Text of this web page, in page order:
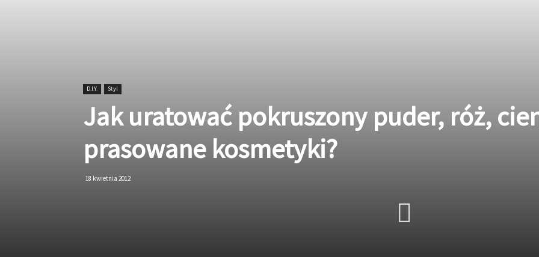
D.I.Y. Styl
Jak uratować pokruszony puder, róż,
prasowane kosmetyki?
18 kwietnia 2012